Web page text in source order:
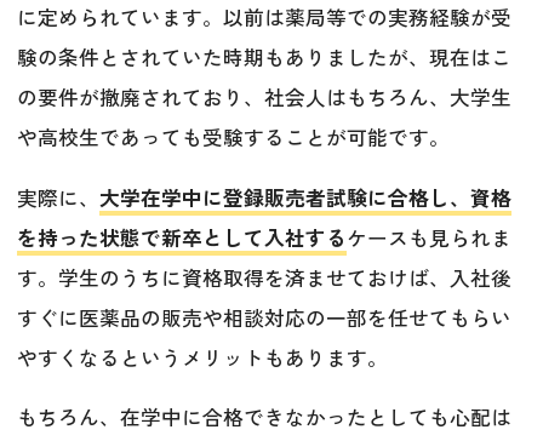
に定められています。以前は薬局等での実務経験が受
験の条件とされていた時期もありましたが、現在はこ
の要件が撤廃されており、社会人はもちろん、大学生
や高校生であっても受験することが可能です。
実際に、 大学在学中に登録販売者試験に合格し、資格
を持った状態で新卒として入社するケースも見られま
す。学生のうちに資格取得を済ませておけば、入社後
すぐに医薬品の販売や相談対応の一部を任せてもらい
やすくなるというメリットもあります。
もちろん、在学中に合格できなかったとしても心配は